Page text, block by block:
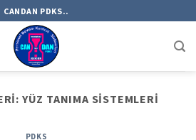
CANDAN PDKS..
YÜZ TANIMA SISTEMLERI
PDKS